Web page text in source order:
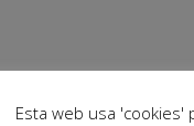
Esta web usa